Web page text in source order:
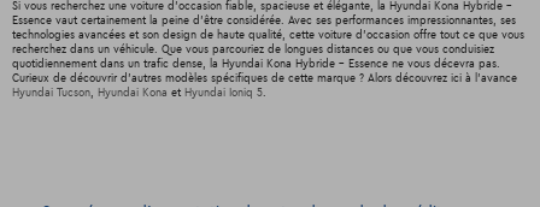
Si vous recherchez une voiture d'occasion fiable, spacieuse et élégante, la Hyundai Kona Hybride -
Essence vaut certainement la peine d'être considérée. Avec ses performances impressionnantes, ses
technologies avancées et son design de haute qualité, cette voiture d'occasion offre tout ce que vous
recherchez dans un véhicule. Que vous parcouriez de longues distances ou que vous conduisiez
quotidiennement dans un trafic dense, la Hyundai Kona Hybride - Essence ne vous décevra pas.
Curieux de découvrir d'autres modèles spécifiques de cette marque ? Alors découvrez ici à l'avance
Hyundai Tucson, Hyundai Kona et Hyundai Ioniq 5.